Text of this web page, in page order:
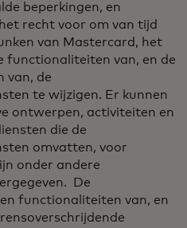
beperkingen, en
recht voor om van tijd
van Mastercard, het
functionaliteiten van, en de
van, de
te wijzigen. Er kunnen
ontwerpen, activiteiten en
die de
omvatten, voor
onder andere
De
functionaliteiten van, en